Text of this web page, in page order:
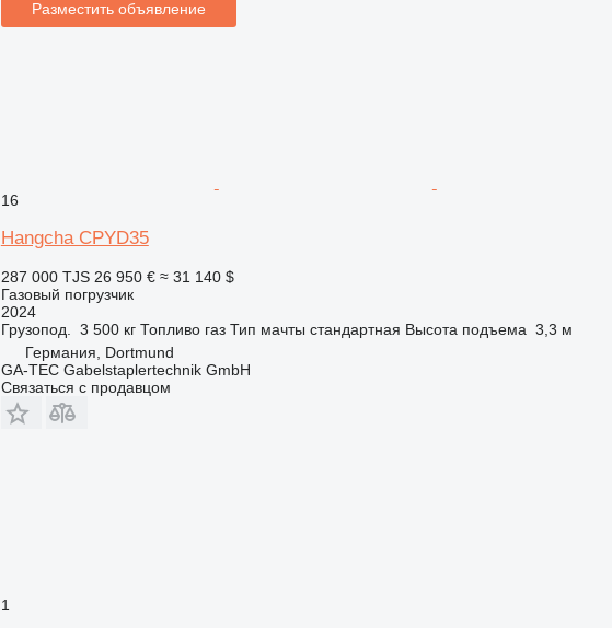
Разместить объявление
16
Hangcha CPYD35
287 000 TJS 26 950 € ≈ 31 140 $
Газовый погрузчик
2024
Грузопод.
3 500 кг Топливо газ Тип мачты стандартная Высота подъема 3,3 м
Германия, Dortmund
GA-TEC Gabelstaplertechnik GmbH
Связаться с продавцом
1